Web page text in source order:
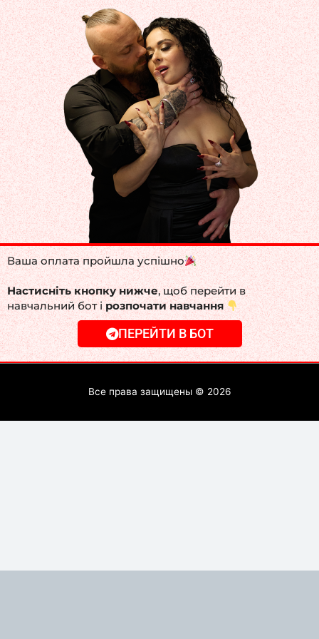
Перейти
к
содержимому
Ваша оплата пройшла успішно
Настисніть кнопку нижче, щоб перейти в
навчальний бот ірозпочати навчання
ПЕРЕЙТИ В БОТ
Все права защищены © 2026